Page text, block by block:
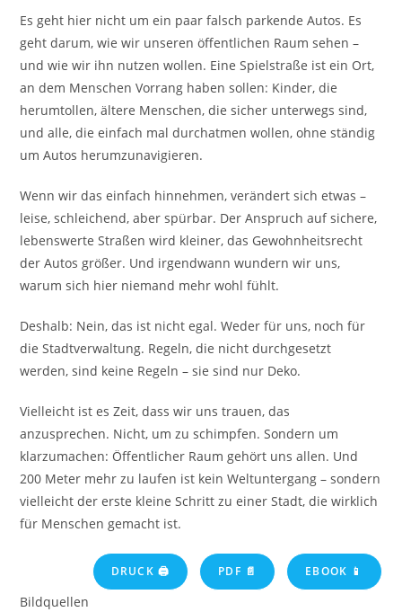
Es geht hier nicht um ein paar falsch parkende Autos. Es
geht darum, wie wir unseren öffentlichen Raum sehen –
und wie wir ihn nutzen wollen. Eine Spielstraße ist ein Ort,
an dem Menschen Vorrang haben sollen: Kinder, die
herumtollen, ältere Menschen, die sicher unterwegs sind,
und alle, die einfach mal durchatmen wollen, ohne ständig
um Autos herumzunavigieren.
Wenn wir das einfach hinnehmen, verändert sich etwas –
leise, schleichend, aber spürbar. Der Anspruch auf sichere,
lebenswerte Straßen wird kleiner, das Gewohnheitsrecht
der Autos größer. Und irgendwann wundern wir uns,
warum sich hier niemand mehr wohl fühlt.
Deshalb: Nein, das ist nicht egal. Weder für uns, noch für
die Stadtverwaltung. Regeln, die nicht durchgesetzt
werden, sind keine Regeln – sie sind nur Deko.
Vielleicht ist es Zeit, dass wir uns trauen, das
anzusprechen. Nicht, um zu schimpfen. Sondern um
klarzumachen: Öffentlicher Raum gehört uns allen. Und
200 Meter mehr zu laufen ist kein Weltuntergang – sondern
vielleicht der erste kleine Schritt zu einer Stadt, die wirklich
für Menschen gemacht ist.
DRUCK 🖨 PDF 📄 EBOOK 📱
Bildquellen